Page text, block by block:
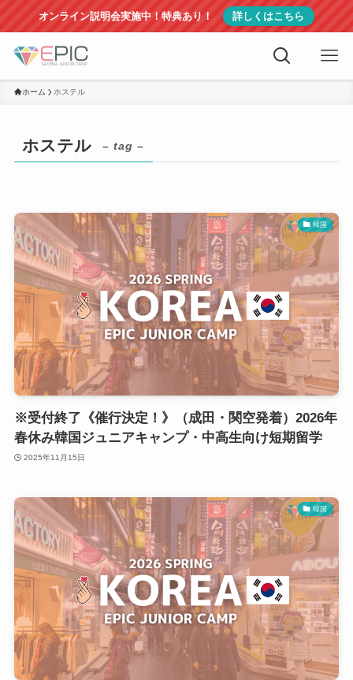
オンライン説明会実施中！特典あり！ 詳しくはこちら
ホーム ホステル
ホステル – tag –
韓国
※受付終了《催行決定！》（成田・関空発着）2026年
春休み韓国ジュニアキャンプ・中高生向け短期留学
2025年11月15日
韓国